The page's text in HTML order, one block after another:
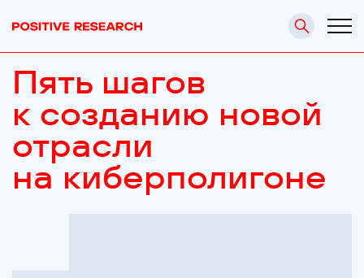
Пять шагов
к созданию новой
отрасли
на киберполигоне